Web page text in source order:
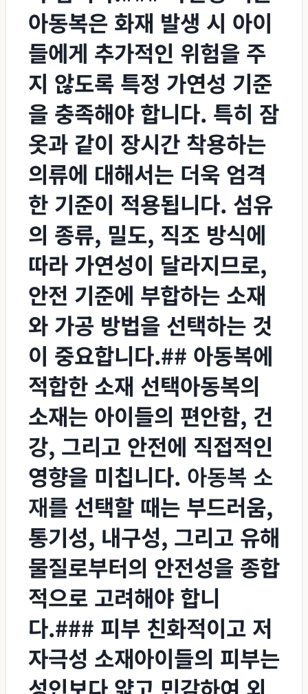
아동복은 화재 발생 시 아이
들에게 추가적인 위험을 주
지 않도록 특정 가연성 기준
을 충족해야 합니다. 특히 잠
옷과 같이 장시간 착용하는
의류에 대해서는 더욱 엄격
한 기준이 적용됩니다. 섬유
의 종류, 밀도, 직조 방식에
따라 가연성이 달라지므로,
안전 기준에 부합하는 소재
와 가공 방법을 선택하는 것
이 중요합니다.## 아동복에
적합한 소재 선택아동복의
소재는 아이들의 편안함, 건
강, 그리고 안전에 직접적인
영향을 미칩니다. 아동복 소
재를 선택할 때는 부드러움,
통기성, 내구성, 그리고 유해
물질로부터의 안전성을 종합
적으로 고려해야 합니
다.### 피부 친화적이고 저
자극성 소재아이들의 피부는
성인보다 얇고 민감하여 외